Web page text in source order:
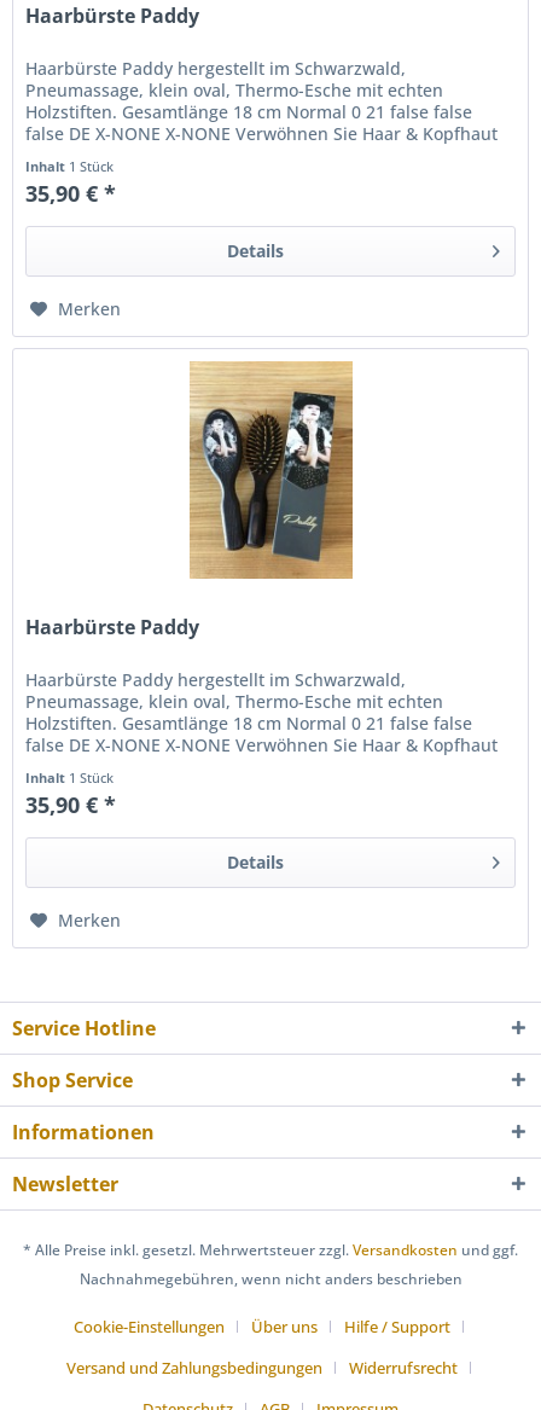
Haarbürste Paddy
Haarbürste Paddy hergestellt im Schwarzwald,
Pneumassage, klein oval, Thermo-Esche mit echten
Holzstiften. Gesamtlänge 18 cm Normal 0 21 false false
false DE X-NONE X-NONE Verwöhnen Sie Haar & Kopfhaut
Inhalt 1 Stück
35,90 € *
Details
Merken
Haarbürste Paddy
Haarbürste Paddy hergestellt im Schwarzwald,
Pneumassage, klein oval, Thermo-Esche mit echten
Holzstiften. Gesamtlänge 18 cm Normal 0 21 false false
false DE X-NONE X-NONE Verwöhnen Sie Haar & Kopfhaut
Inhalt 1 Stück
35,90 € *
Details
Merken
Service Hotline
Shop Service
Informationen
Newsletter
* Alle Preise inkl. gesetzl. Mehrwertsteuer zzgl.Versandkosten und ggf.
Nachnahmegebühren, wenn nicht anders beschrieben
Cookie-Einstellungen Über uns
Hilfe / Support
Versand und Zahlungsbedingungen
Widerrufsrecht